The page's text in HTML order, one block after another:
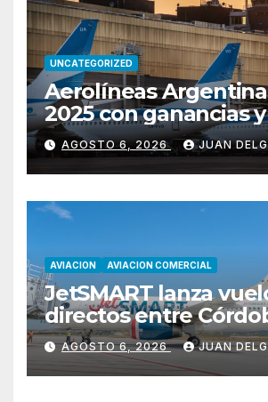
UNCATEGORIZED
Aerolíneas
2025 con ganancias
a pagar impuesto a
ganancias
AGOSTO 6, 2026 JUAN
AVIACION AVIACION COMERCIAL
JetSMART lanza
directos entre
Florianópolis
AGOSTO 6, 2026 JUAN